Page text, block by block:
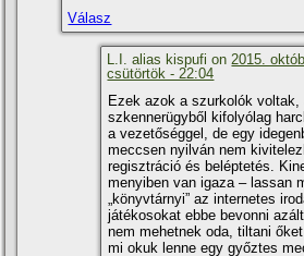
Válasz
L.I. alias kispufi on 2015.
csütörtök - 22:04
Ezek azok a szurkolók voltak,
szkennerügyből kifolyólag
a vezetőséggel, de egy
meccsen nyilván nem
regisztráció és beléptetés.
menyiben van igaza – lassan
„könyvtárnyi” az internetes
játékosokat ebbe bevonni
nem mehetnek oda, tiltani
mi okuk lenne egy győztes